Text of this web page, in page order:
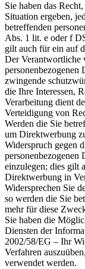
Sie haben das
Situation ergeben,
betreffenden
Abs. 1 lit. e oder f
gilt auch für ein auf
Der Verantwortliche
personenbezogenen
zwingende
die Ihre Interessen,
Verarbeitung dient
Verteidigung von
Werden die Sie
um Direktwerbung
Widerspruch gegen
personenbezogenen
einzulegen; dies gilt
Direktwerbung in
Widersprechen Sie
so werden die Sie
mehr für diese
Sie haben die
Diensten der
2002/58/EG – Ihr
Verfahren
verwendet werden.